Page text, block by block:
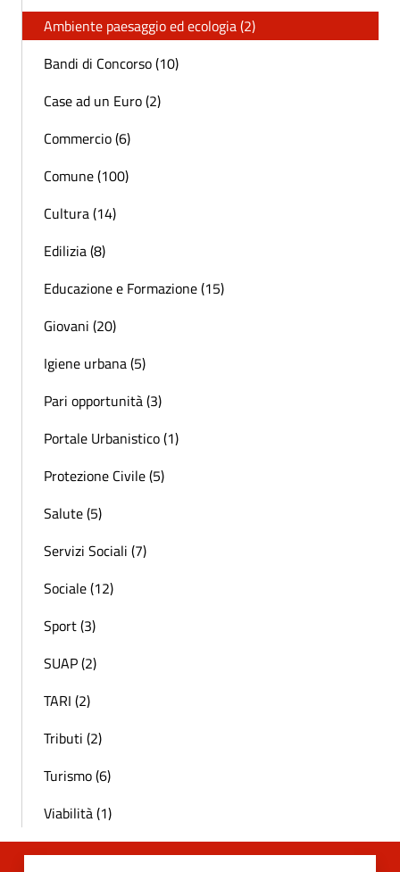
Ambiente paesaggio ed ecologia (2)
Bandi di Concorso (10)
Case ad un Euro (2)
Commercio (6)
Comune (100)
Cultura (14)
Edilizia (8)
Educazione e Formazione (15)
Giovani (20)
Igiene urbana (5)
Pari opportunità (3)
Portale Urbanistico (1)
Protezione Civile (5)
Salute (5)
Servizi Sociali (7)
Sociale (12)
Sport (3)
SUAP (2)
TARI (2)
Tributi (2)
Turismo (6)
Viabilità (1)